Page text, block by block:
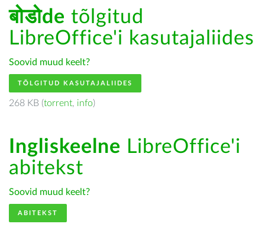
बोडोde tõlgitud
LibreOffice'i kasutajaliides
Soovid muud keelt?
TÕLGITUD KASUTAJALIIDES
268 KB (torrent, info)
Ingliskeelne LibreOffice'i
abitekst
Soovid muud keelt?
ABITEKST